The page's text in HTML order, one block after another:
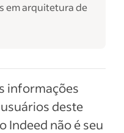
em arquitetura de
informações
deste
Indeed não é seu